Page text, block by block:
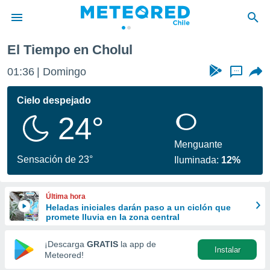
de
por
se
calidad.
a este
las
y
forma
digital
basada
El Tiempo en Cholul
01:36 Domingo ...
Cielo despejado
24°
Sensación de 23°
Menguante
Iluminada: 12%
Última hora
Heladas iniciales darán paso a un ciclón que
promete lluvia en la zona central
¡Descarga GRATIS la app de
Meteored!
Instalar